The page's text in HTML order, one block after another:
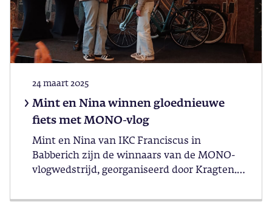
Mint en Nina winnen gloednieuwe
fiets met MONO-vlog
24 maart 2025
Mint en Nina van IKC Franciscus in
Babberich zijn de winnaars van de MONO-
vlogwedstrijd, georganiseerd door Kragten.